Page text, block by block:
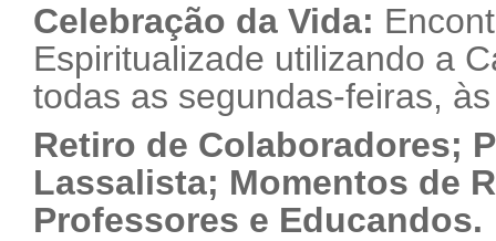
Celebração da Vida:
Espiritualizade utilizando a
todas as segundas-feiras,
Retiro de Colaboradores;
Lassalista; Momentos de
Professores e Educandos.